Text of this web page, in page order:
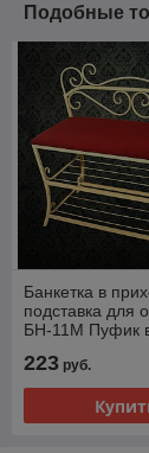
Подобные
Банкетка в
подставка для
БН-11M Пуфик
223 руб.